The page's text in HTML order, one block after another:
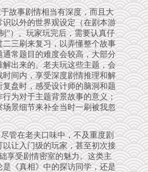
事剧情相当有深度，而且大
以外的世界观设定（在剧本游
”）。玩家玩完后，需要认真仔
三刷来复习，以弄懂整个故事
常题目的难度会较高，大部分
出来的。老夫玩这些主题，会
间内，享受深度剧情推理和解
盘时，感受设计师的脑洞和题
为对于主题背景故事的意义；
景细节来补全当时一刷被我忽
在老夫口味中，不及重度剧
让入门级的玩家，甚至初次接
享受剧情密室的魅力。这类主
《真相》中的探访同学，还是